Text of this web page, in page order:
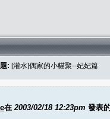
: [灌水]偶家的小貓聚--妃妃篇
在 2003/02/18 12:23pm 發表